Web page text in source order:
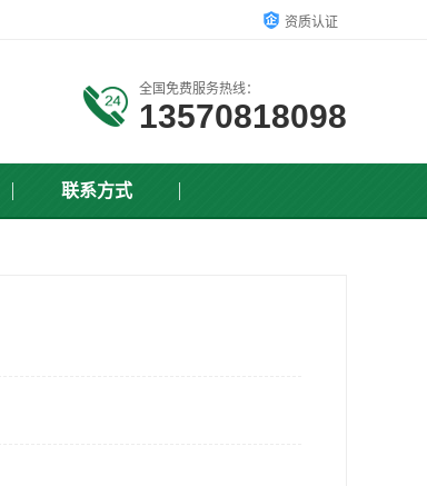
资质认证
全国免费服务热线：
13570818098
联系方式